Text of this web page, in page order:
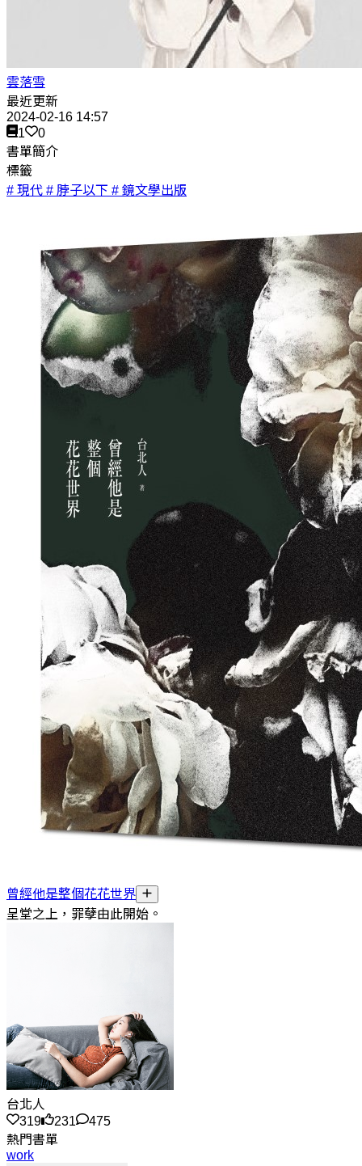
雲落雪
最近更新
2024-02-16 14:57
1
0
書單簡介
標籤
# 現代 # 脖子以下 # 鏡文學出版
曾經他是整個花花世界
呈堂之上，罪孽由此開始。
台北人
319
231
475
熱門書單
work